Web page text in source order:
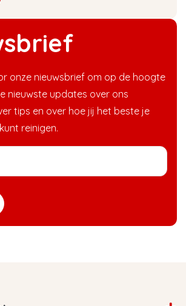
onze nieuwsbrief om op de hoogte
nieuwste updates over ons
tips en over hoe jij het beste je
reinigen.